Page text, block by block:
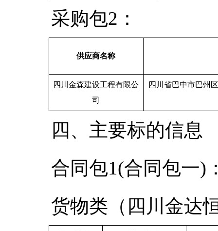
采购包2：
供应商名称
四川金森建设工程有限公
司
四川省巴中市巴州
四、主要标的信息
合同包1(合同包一)
货物类（四川金达